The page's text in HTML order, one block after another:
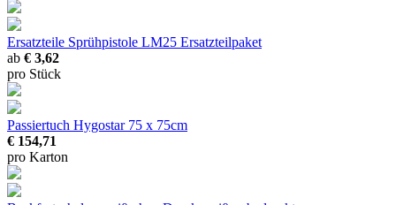
Ersatzteile Sprühpistole LM25 Ersatzteilpaket
ab € 3,62
pro Stück
Passiertuch Hygostar 75 x 75cm
€ 154,71
pro Karton